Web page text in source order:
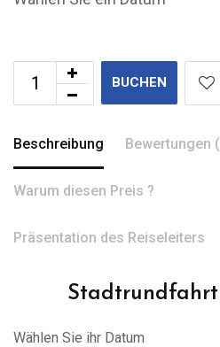
BUCHEN
Beschreibung Bewertungen
Warum diesen Preis ?
Präsentation des Reiseleiters
Wählen Sie ihr Datum